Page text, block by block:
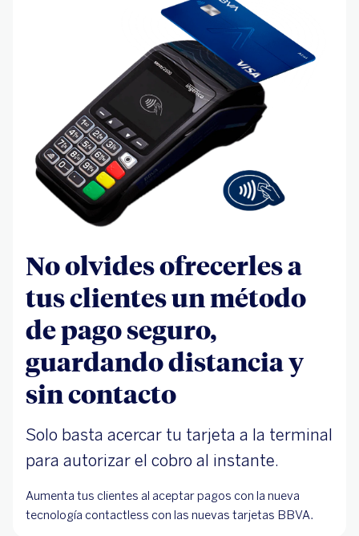
No olvides ofrecerles a
tus clientes un método
de pago seguro,
guardando distancia y
sin contacto
Solo basta acercar tu tarjeta a la terminal
para autorizar el cobro al instante.
Aumenta tus clientes al aceptar pagos con la nueva
tecnología contactless con las nuevas tarjetas BBVA.